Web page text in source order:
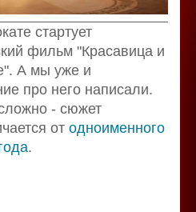
стартует
фильм "Красавица и
А мы уже и
про него написали.
- сюжет
от одноименного
.